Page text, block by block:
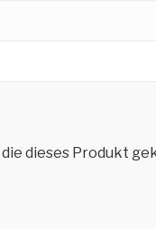
dieses Produkt